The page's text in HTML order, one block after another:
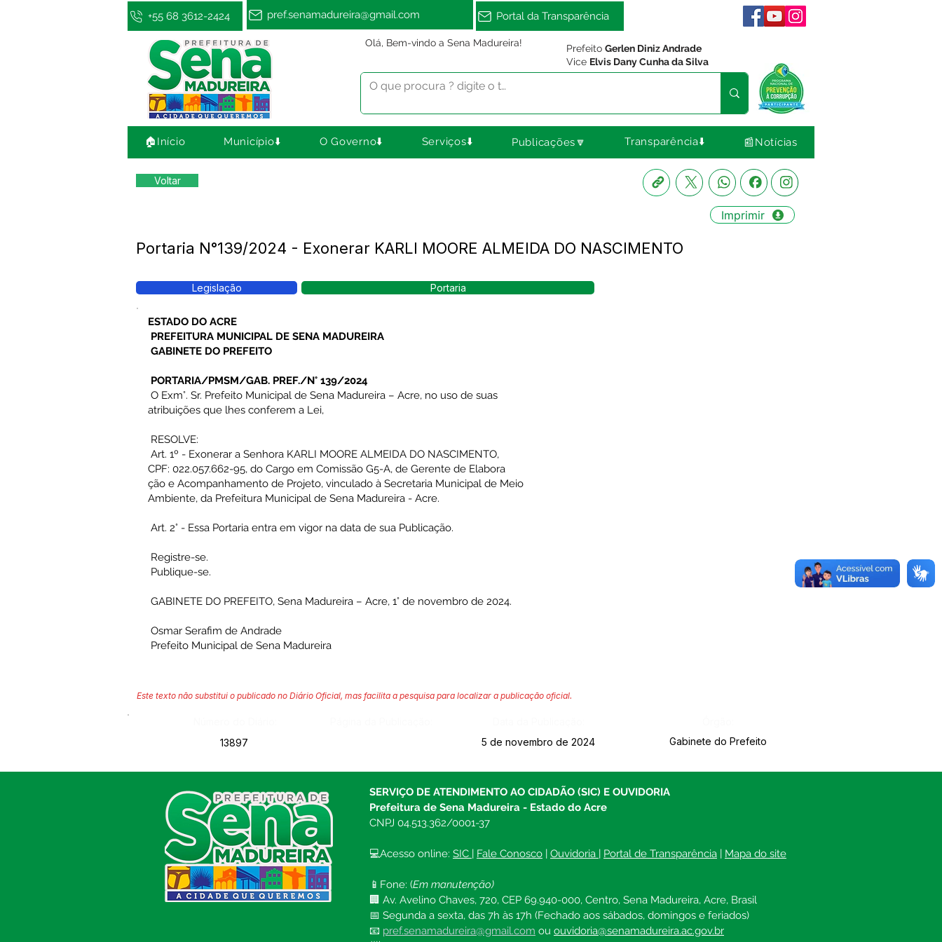
+55 68 3612-2424 pref.senamadureira@gmail.com Portal da Transparência
Olá, Bem-vindo a Sena Madureira! Prefeito Gerlen Diniz Andrade
Vice Elvis Dany Cunha da Silva
🏠Início Município⬇️ O Governo⬇️ Serviços⬇️ Publicações🔽 Transparência⬇️ 📰Notícias
Voltar
Imprimir
Portaria N°139/2024 - Exonerar KARLI MOORE ALMEIDA DO NASCIMENTO
Legislação Portaria
ESTADO DO ACRE
PREFEITURA MUNICIPAL DE SENA MADUREIRA
GABINETE DO PREFEITO
PORTARIA/PMSM/GAB. PREF./N° 139/2024
O Exm°. Sr. Prefeito Municipal de Sena Madureira – Acre, no uso de suas
atribuições que lhes conferem a Lei,
RESOLVE:
Art. 1º - Exonerar a Senhora KARLI MOORE ALMEIDA DO NASCIMENTO,
CPF: 022.057.662-95, do Cargo em Comissão G5-A, de Gerente de Elabora
ção e Acompanhamento de Projeto, vinculado à Secretaria Municipal de Meio
Ambiente, da Prefeitura Municipal de Sena Madureira - Acre.
Art. 2° - Essa Portaria entra em vigor na data de sua Publicação.
Registre-se.
Publique-se.
GABINETE DO PREFEITO, Sena Madureira – Acre, 1° de novembro de 2024.
Osmar Serafim de Andrade
Prefeito Municipal de Sena Madureira
Este texto não substitui o publicado no Diário Oficial, mas facilita a pesquisa para localizar a publicação oficial.
13897
5 de novembro de 2024 Gabinete do Prefeito
CIDADÃO (SIC) E OUVIDORIA
Prefeitura de Sena Madureira
CNPJ 04.513.362/0001-37
Av. Avelino Chaves, n° 720, 69940-
Sena Madureira, Acre, Brasil
SERVIÇO DE ATENDIMENTO AO CIDADÃO (SIC) E OUVIDORIA
Prefeitura de Sena Madureira - Estado do Acre
CNPJ 04.513.362/0001-37
💻Acesso online: SIC | Fale Conosco | Ouvidoria | Portal de Transparência | Mapa do site
📱Fone: (Em manutenção)
🏢 Av. Avelino Chaves, 720, CEP 69.940-000, Centro, Sena Madureira, Acre, Brasil
📅 Segunda a sexta, das 7h às 17h (Fechado aos sábados, domingos e feriados)
📧 pref.senamadureira@gmail.com ou ouvidoria@senamadureira.ac.gov.br